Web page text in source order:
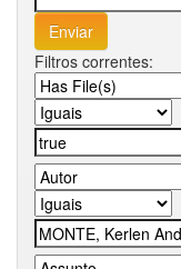
Filtros correntes: